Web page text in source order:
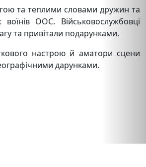
та теплими словами дружин та
воїнів ООС. Військовослужбовці
та привітали подарунками.
настрою й аматори сцени
дарунками.